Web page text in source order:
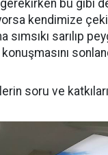
bu gibi
kendimize
sımsıkı sarılıp
soru ve